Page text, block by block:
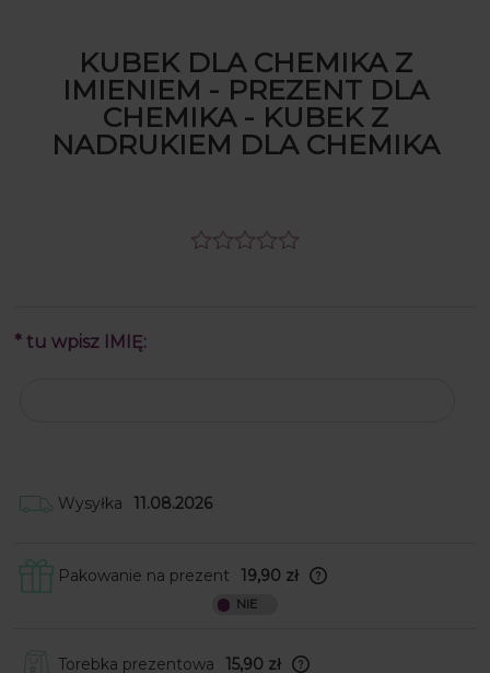
KUBEK DLA CHEMIKA Z
IMIENIEM - PREZENT DLA
CHEMIKA - KUBEK Z
NADRUKIEM DLA CHEMIKA
* tu wpisz IMIĘ:
Wysyłka 11.08.2026
Pakowanie na prezent 19,90 zł
Skrzynki obwijamy w papier ozdobny, a
do samodzielnego przyklejenia. W
Torebka prezentowa 15,90 zł